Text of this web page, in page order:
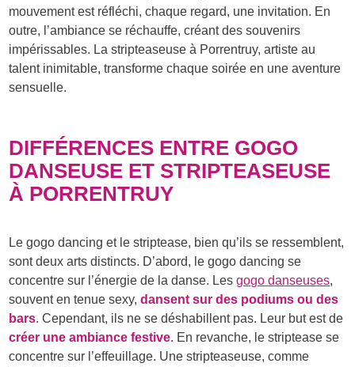
mouvement est réfléchi, chaque regard, une invitation. En
outre, l’ambiance se réchauffe, créant des souvenirs
impérissables. La stripteaseuse à Porrentruy, artiste au
talent inimitable, transforme chaque soirée en une aventure
sensuelle.
DIFFÉRENCES ENTRE GOGO
DANSEUSE ET STRIPTEASEUSE
À PORRENTRUY
Le gogo dancing et le striptease, bien qu’ils se ressemblent,
sont deux arts distincts. D’abord, le gogo dancing se
concentre sur l’énergie de la danse. Lesgogo danseuses,
souvent en tenue sexy,dansent sur des podiums ou des
bars. Cependant, ils ne se déshabillent pas. Leur but est de
créer une ambiance festive. En revanche, le striptease se
concentre sur l’effeuillage. Une stripteaseuse, comme